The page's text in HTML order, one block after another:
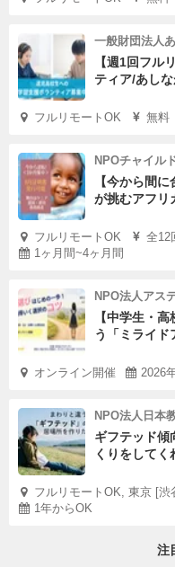
一般財団法人
【週1回フル
ティア/あし
フルリモートOK 無料
NPOチャイル
【今から間
が挑むアフリ
フルリモートOK
全12
1ヶ月間~4ヶ月間
NPO法人アス
【中学生・
う「ミライド
オンライン開催 2026
NPO法人日本
ギフテッド傾
くりをして
フルリモートOK, 東京 [渋
1年からOK
注